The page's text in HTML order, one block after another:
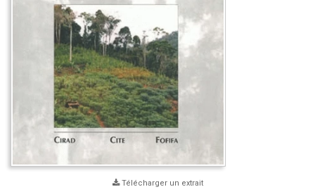
Télécharger un extrait